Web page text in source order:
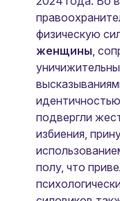
физическую
женщины,
подвергли
избиения,
полу, что